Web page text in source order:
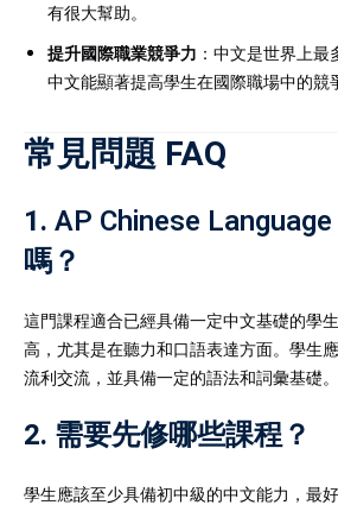
有很大幫助。
提升國際職業競爭力 ：中文是世界上
中文能顯著提高學生在國際職場中的競
常見問題 FAQ
1. AP Chinese
嗎？
這門課程適合已經具備一定中文基礎的學
高，尤其是在聽力和口語表達方面。學生
流利交流，並具備一定的語法和詞彙基礎。
2. 需要先修哪些課程？
學生應該至少具備初中級的中文能力，最